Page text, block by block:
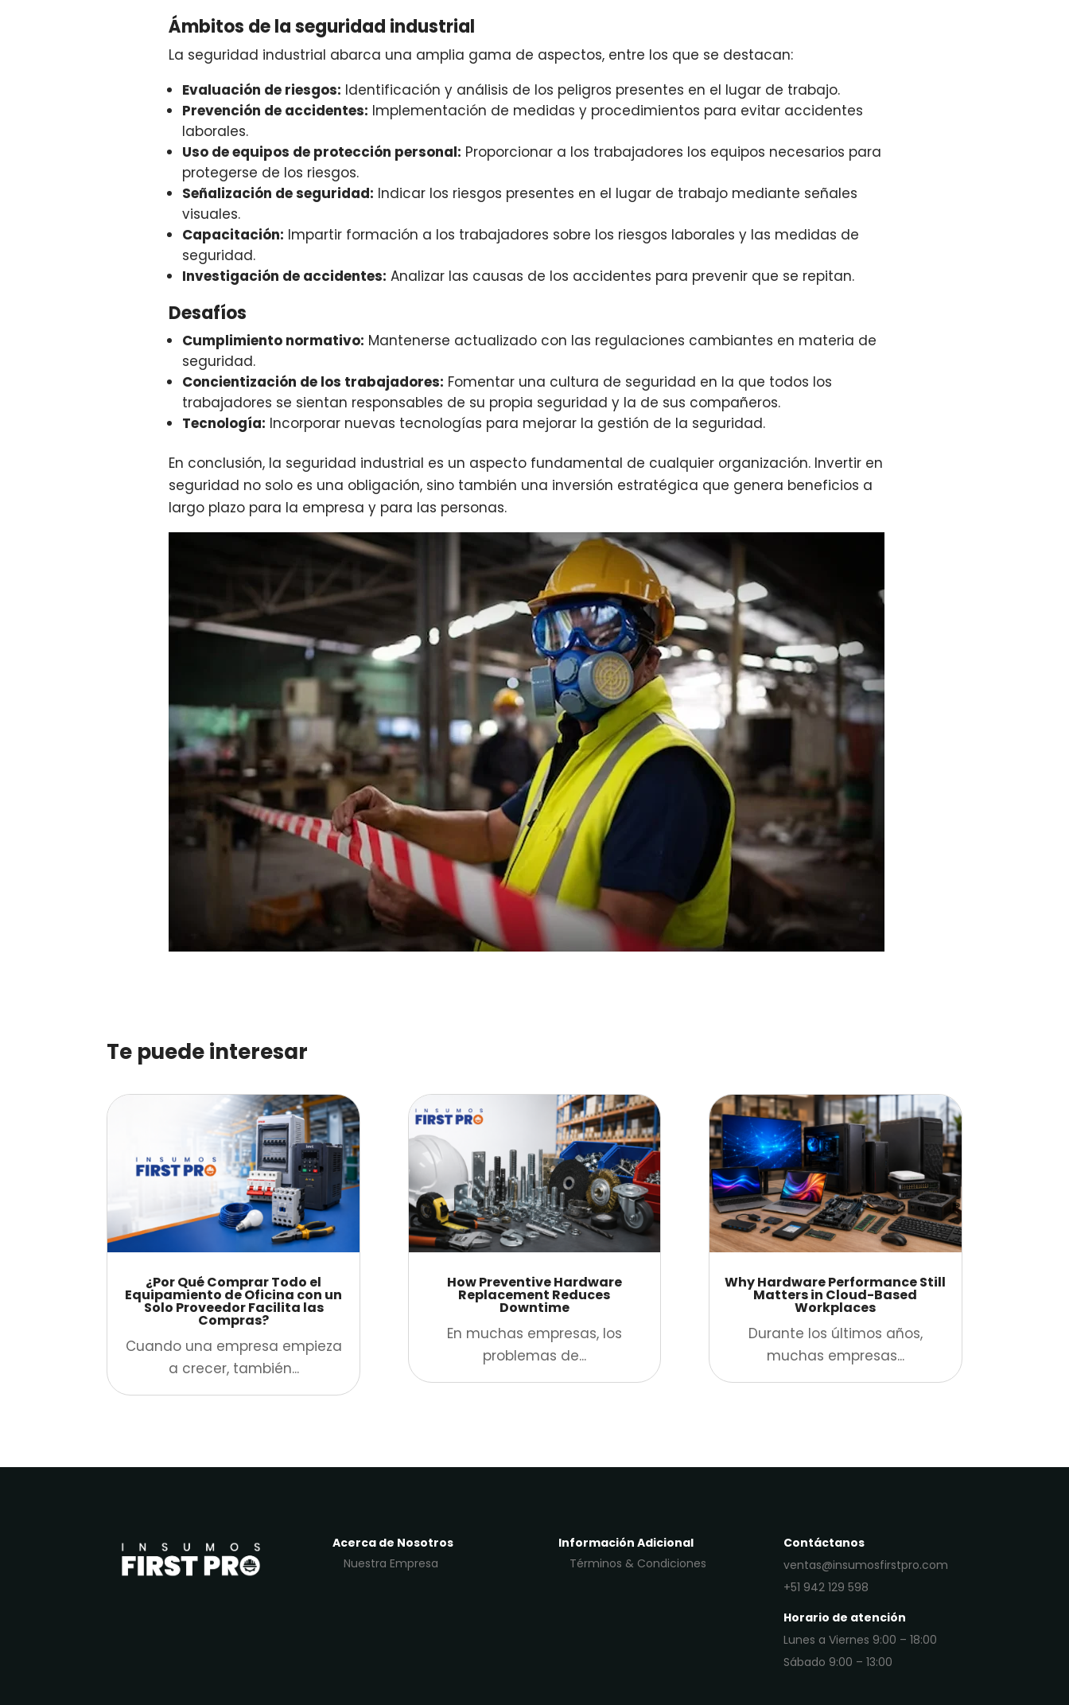
Ámbitos de la seguridad industrial
La seguridad industrial abarca una amplia gama de aspectos, entre los que se destacan:
Evaluación de riesgos: Identificación y análisis de los peligros presentes en el lugar de trabajo.
Prevención de accidentes: Implementación de medidas y procedimientos para evitar accidentes
laborales.
Uso de equipos de protección personal: Proporcionar a los trabajadores los equipos necesarios para
protegerse de los riesgos.
Señalización de seguridad: Indicar los riesgos presentes en el lugar de trabajo mediante señales
visuales.
Capacitación: Impartir formación a los trabajadores sobre los riesgos laborales y las medidas de
seguridad.
Investigación de accidentes: Analizar las causas de los accidentes para prevenir que se repitan.
Desafíos
Cumplimiento normativo: Mantenerse actualizado con las regulaciones cambiantes en materia de
seguridad.
Concientización de los trabajadores: Fomentar una cultura de seguridad en la que todos los
trabajadores se sientan responsables de su propia seguridad y la de sus compañeros.
Tecnología: Incorporar nuevas tecnologías para mejorar la gestión de la seguridad.
En conclusión, la seguridad industrial es un aspecto fundamental de cualquier organización. Invertir en
seguridad no solo es una obligación, sino también una inversión estratégica que genera beneficios a
largo plazo para la empresa y para las personas.
Te puede interesar
¿Por Qué Comprar Todo el
Equipamiento de Oficina con un
Solo Proveedor Facilita las
Compras?
Cuando una empresa empieza
a crecer, también...
How Preventive Hardware
Replacement Reduces
Downtime
En muchas empresas, los
problemas de...
Why Hardware Performance Still
Matters in Cloud-Based
Workplaces
Durante los últimos años,
muchas empresas...
Acerca de Nosotros
Nuestra Empresa
Información Adicional
Términos & Condiciones
Contáctanos
ventas@insumosfirstpro.com
+51 942 129 598
Horario de atención
Lunes a Viernes 9:00 – 18:00
Sábado 9:00 – 13:00